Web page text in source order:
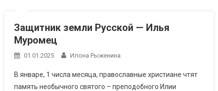
Защитник земли Русской — Илья
Муромец
01.01.2025 Илона Рыженина
В январе, 1 числа месяца, православные христиане чтят
память необычного святого – преподобного Илии